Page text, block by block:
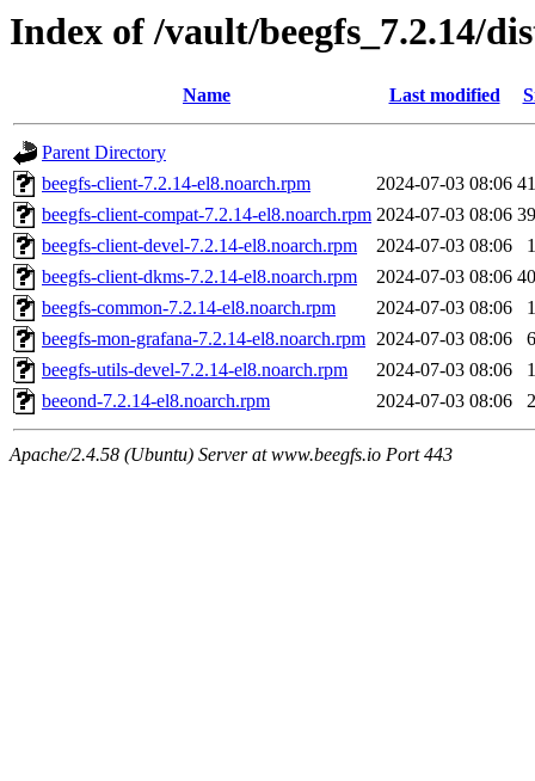
Index of /vault/beegfs_7.2.14/
Name Last modified
Parent Directory
beegfs-client-7.2.14-el8.noarch.rpm
2024-07-03 08:06
beegfs-client-compat-7.2.14-el8.noarch.rpm 2024-07-03 08:06
beegfs-client-devel-7.2.14-el8.noarch.rpm
2024-07-03 08:06
beegfs-client-dkms-7.2.14-el8.noarch.rpm
2024-07-03 08:06
beegfs-common-7.2.14-el8.noarch.rpm
2024-07-03 08:06
beegfs-mon-grafana-7.2.14-el8.noarch.rpm 2024-07-03 08:06
beegfs-utils-devel-7.2.14-el8.noarch.rpm
2024-07-03 08:06
beeond-7.2.14-el8.noarch.rpm
2024-07-03 08:06
Apache/2.4.58 (Ubuntu) Server at www.beegfs.io Port 443